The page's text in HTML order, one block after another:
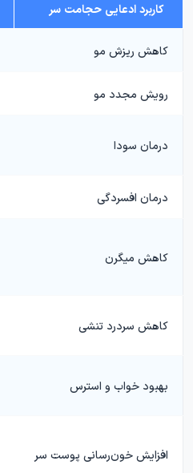
کاربرد ادعایی حجامت سر
کاهش ریزش مو
رویش مجدد مو
درمان سودا
درمان افسردگی
کاهش میگرن
کاهش سردرد تنشی
بهبود خواب و استرس
افزایش خون‌رسانی پوست سر